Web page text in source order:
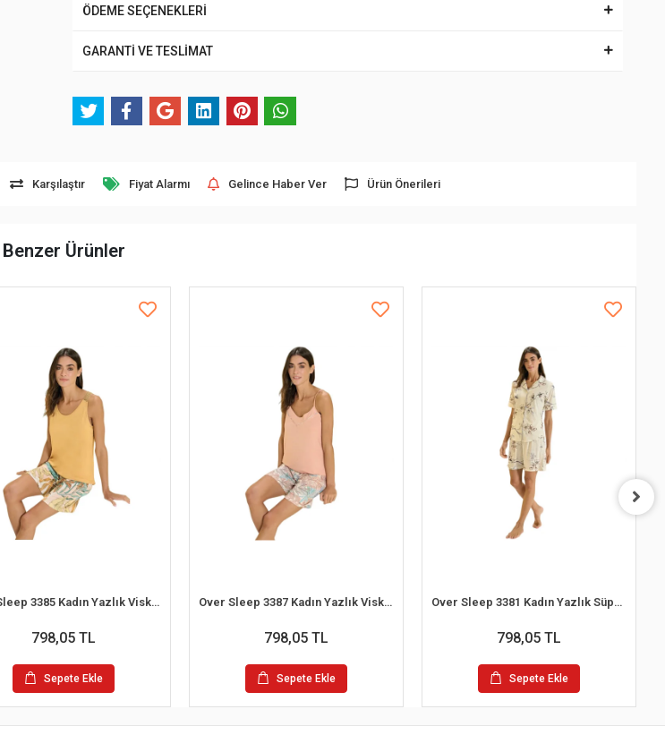
ÖDEME SEÇENEKLERİ
GARANTİ VE TESLİMAT
Karşılaştır Fiyat Alarmı Gelince Haber Ver Ürün Önerileri
Benzer Ürünler
Over Sleep 3385 Kadın Yazlık Viskon Şort Pijama Takım (S-M-L-XL)
798,05 TL
Sepete Ekle
Over Sleep 3387 Kadın Yazlık Viskon Şort Pijama Takım (S-M-L-XL)
798,05 TL
Sepete Ekle
Over Sleep 3381 Kadın Yazlık Süprem Şort Pijama Takım (M-L-XL-XXL)
798,05 TL
Sepete Ekle